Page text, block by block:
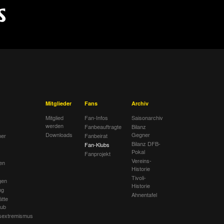
Mitglieder
Mitglied
werden
Downloads
Fans
Fan-Infos
Fanbeauftragte
Fanbeirat
Fan-Klubs
Fanprojekt
Archiv
Saisonarchiv
Bilanz
Gegner
Bilanz DFB-
Pokal
Vereins-
Historie
Tivoli-
Historie
Ahnentafel